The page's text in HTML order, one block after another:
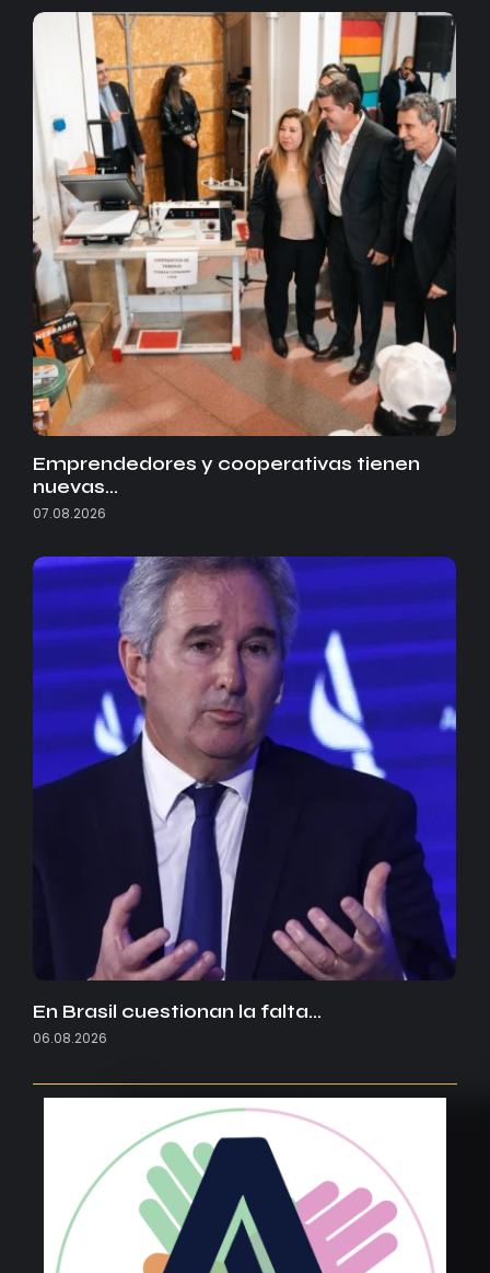
Emprendedores y cooperativas tienen
nuevas…
07.08.2026
En Brasil cuestionan la falta…
06.08.2026